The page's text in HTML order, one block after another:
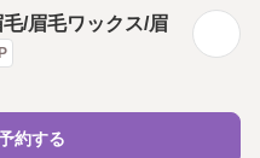
/眉毛ワックス/眉
約する